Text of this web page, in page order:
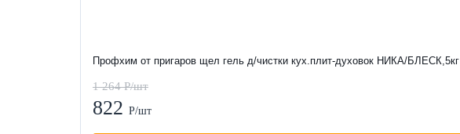
Профхим от пригаров щел гель д/чистки кух.плит-духовок НИКА/БЛЕСК,5кг
1 264 Р/шт
822 Р/шт